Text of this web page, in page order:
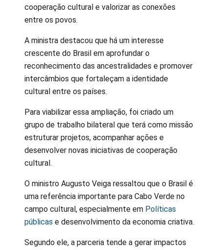
cooperação cultural e valorizar as conexões
entre os povos.
A ministra destacou que há um interesse
crescente do Brasil em aprofundar o
reconhecimento das ancestralidades e promover
intercâmbios que fortaleçam a identidade
cultural entre os países.
Para viabilizar essa ampliação, foi criado um
grupo de trabalho bilateral que terá como missão
estruturar projetos, acompanhar ações e
desenvolver novas iniciativas de cooperação
cultural.
O ministro Augusto Veiga ressaltou que o Brasil é
uma referência importante para Cabo Verde no
campo cultural, especialmente em Políticas
públicas e desenvolvimento da economia criativa.
Segundo ele, a parceria tende a gerar impactos